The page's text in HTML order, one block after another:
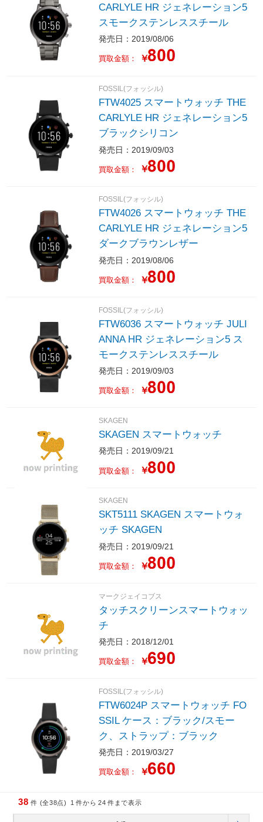
CARLYLE HR ジェネレーション5
スモークステンレススチール
発売日：2019/08/06
買取金額： ￥
FOSSIL(フォッシル)
FTW4025 スマートウォッチ THE
CARLYLE HR ジェネレーション5
ブラックシリコン
発売日：2019/09/03
買取金額： ￥
FOSSIL(フォッシル)
FTW4026 スマートウォッチ THE
CARLYLE HR ジェネレーション5
ダークブラウンレザー
発売日：2019/08/06
買取金額： ￥
FOSSIL(フォッシル)
FTW6036 スマートウォッチ JULI
ANNA HR ジェネレーション5 ス
モークステンレススチール
発売日：2019/09/03
買取金額： ￥
SKAGEN
SKAGEN スマートウォッチ
発売日：2019/09/21
買取金額： ￥
SKAGEN
SKT5111 SKAGEN スマートウォ
ッチ SKAGEN
発売日：2019/09/21
買取金額： ￥
マークジェイコブス
タッチスクリーンスマートウォッ
チ
発売日：2018/12/01
買取金額： ￥
FOSSIL(フォッシル)
FTW6024P スマートウォッチ FO
SSIL ケース：ブラック/スモー
ク、ストラップ：ブラック
発売日：2019/03/27
買取金額： ￥
38 件 (全38点) 1 件から 24 件まで表示